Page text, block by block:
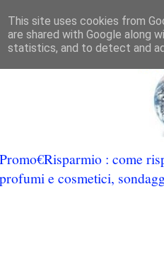
Promo€Risparmio : come
profumi e cosmetici,
This site uses cookies from
are shared with Google along
statistics, and to detect and